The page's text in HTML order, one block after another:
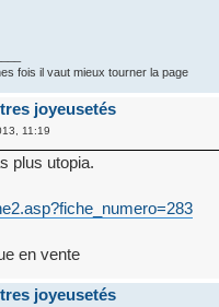
fois il vaut mieux tourner la page
joyeusetés
11:19
plus utopia.
en vente
joyeusetés